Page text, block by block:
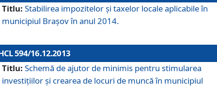
Titlu: Stabilirea impozitelor şi taxelor locale aplicabile în
municipiul Braşov în anul 2014.
594/16.12.2013
Titlu: Schemă de ajutor de minimis pentru stimularea
investiţiilor şi crearea de locuri de muncă în municipiul